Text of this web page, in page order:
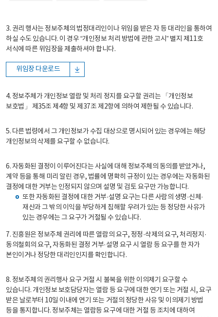
3. 권리 행사는 정보주체의 법정대리인이나 위임을 받은 자 등 대리인을 통하여
하실 수도 있습니다. 이 경우 “개인정보 처리 방법에 관한 고시” 별지 제11호
서식에 따른 위임장을 제출하셔야 합니다.
위임장 다운로드
4. 정보주체가 개인정보 열람 및 처리 정지를 요구할 권리는 「개인정보
보호법」 제35조 제4항 및 제37조 제2항에 의하여 제한될 수 있습니다.
5. 다른 법령에서 그 개인정보가 수집 대상으로 명시되어 있는 경우에는 해당
개인정보의 삭제를 요구할 수 없습니다.
6. 자동화된 결정이 이루어진다는 사실에 대해 정보주체의 동의를 받았거나,
계약 등을 통해 미리 알린 경우, 법률에 명확히 규정이 있는 경우에는 자동화된
결정에 대한 거부는 인정되지 않으며 설명 및 검토 요구만 가능합니다.
또한 자동화된 결정에 대한 거부·설명 요구는 다른 사람의 생명·신체·
재산과 그 밖의 이익을 부당하게 침해할 우려가 있는 등 정당한 사유가
있는 경우에는 그 요구가 거절될 수 있습니다.
7. 진흥원은 정보주체 권리에 따른 열람의 요구, 정정·삭제의 요구, 처리정지·
동의철회의 요구, 자동화된 결정 거부·설명 요구 시 열람 등 요구를 한 자가
본인이거나 정당한 대리인인지를 확인합니다.
8. 정보주체의 권리행사 요구 거절 시 불복을 위한 이의제기 요구할 수
있습니다. 개인정보 보호담당자는 열람 등 요구에 대한 연기 또는 거절 시, 요구
받은 날로부터 10일 이내에 연기 또는 거절의 정당한 사유 및 이의제기 방법
등을 통지합니다. 정보주체는 열람등 요구에 대한 거절 등 조치에 대하여